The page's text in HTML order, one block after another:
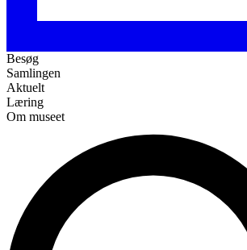
Besøg
Samlingen
Aktuelt
Læring
Om museet